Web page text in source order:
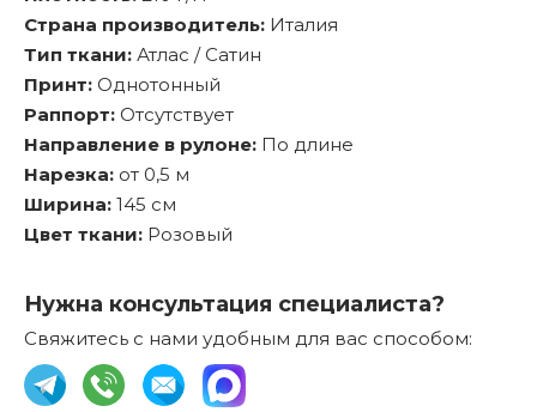
Страна производитель: Италия
Тип ткани: Атлас / Сатин
Принт: Однотонный
Раппорт: Отсутствует
Направление в рулоне: По длине
Нарезка: от 0,5 м
Ширина: 145 см
Цвет ткани: Розовый
Нужна консультация специалиста?
Свяжитесь с нами удобным для вас способом: